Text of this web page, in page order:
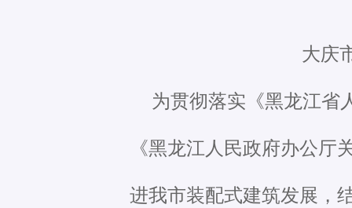
大庆
为贯彻落实《黑龙江省
《黑龙江人民政府办公
进我市装配式建筑发展，